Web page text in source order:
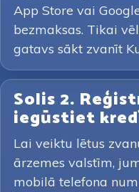
App Store vai
bezmaksas. Tikai
gatavs sākt zvanīt
Solis 2.
iegūstiet
Lai veiktu lētus
ārzemes valstīm,
mobilā telefona